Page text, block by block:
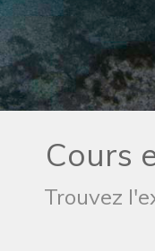
Cours
Trouvez